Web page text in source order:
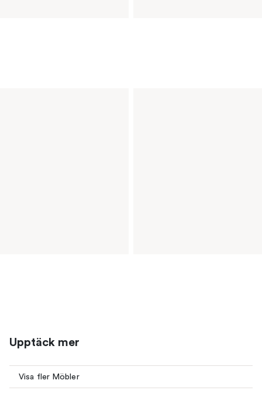
Upptäck mer
Visa fler Möbler